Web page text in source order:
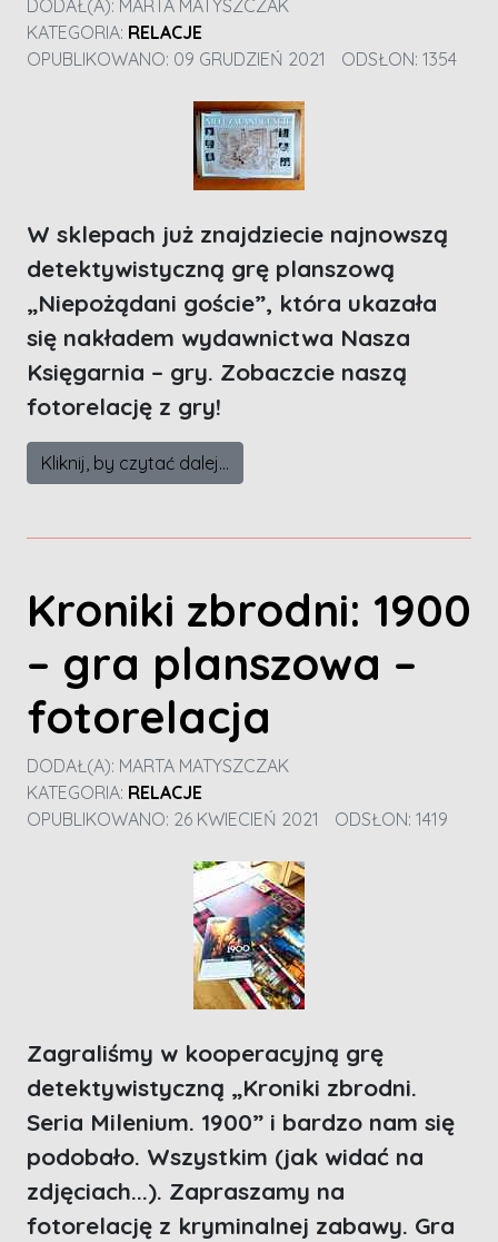
DODAŁ(A): MARTA MATYSZCZAK
KATEGORIA: RELACJE
OPUBLIKOWANO: 09 GRUDZIEŃ 2021
ODSŁON: 1354
W sklepach już znajdziecie najnowszą
detektywistyczną grę planszową
„Niepożądani goście”, która ukazała
się nakładem wydawnictwa Nasza
Księgarnia – gry. Zobaczcie naszą
fotorelację z gry!
Kliknij, by czytać dalej...
Kroniki zbrodni: 1900
– gra planszowa –
fotorelacja
DODAŁ(A): MARTA MATYSZCZAK
KATEGORIA: RELACJE
OPUBLIKOWANO: 26 KWIECIEŃ 2021
ODSŁON: 1419
Zagraliśmy w kooperacyjną grę
detektywistyczną „Kroniki zbrodni.
Seria Milenium. 1900” i bardzo nam się
podobało. Wszystkim (jak widać na
zdjęciach...). Zapraszamy na
fotorelację z kryminalnej zabawy. Gra